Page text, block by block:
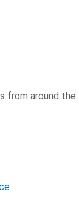
from around the